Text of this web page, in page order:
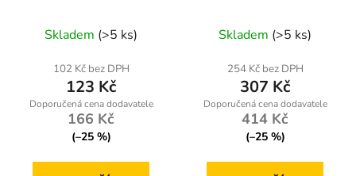
Skladem (>5 ks)
102 Kč bez DPH
123 Kč
166 Kč
(–25 %)
hodnocení
produktu
je
5,0
z
hvězdiček.
Skladem (>5 ks)
254 Kč bez DPH
307 Kč
414 Kč
(–25 %)